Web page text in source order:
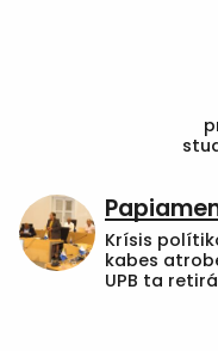
Krísis
kabes
UPB ta